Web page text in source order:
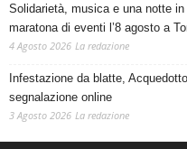
Solidarietà, musica e una notte
maratona di eventi l’8 agosto a
4 Agosto 2026 La redazione
Infestazione da blatte,
segnalazione online
3 Agosto 2026 La redazione